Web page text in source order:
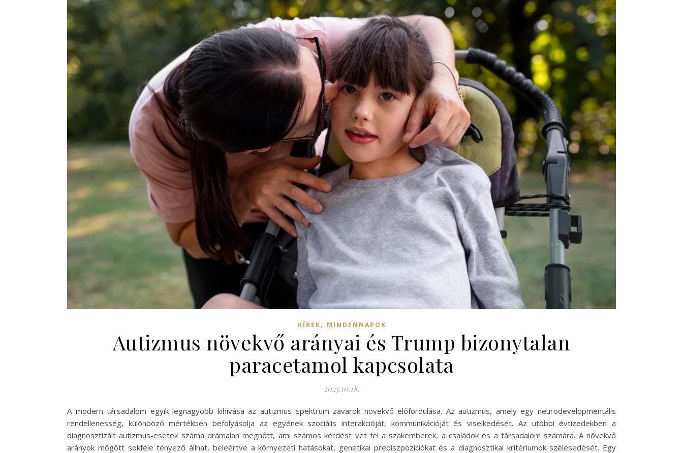
HÍREK, MINDENNAPOK
Autizmus növekvő arányai és Trump bizonytalan
paracetamol kapcsolata
2025.10.18.
A modern társadalom egyik legnagyobb kihívása az autizmus spektrum zavarok növekvő előfordulása. Az autizmus, amely egy neurodevelopmentális
rendellenesség, különböző mértékben befolyásolja az egyének szociális interakcióját, kommunikációját és viselkedését. Az utóbbi évtizedekben a
diagnosztizált autizmus-esetek száma drámaian megnőtt, ami számos kérdést vet fel a szakemberek, a családok és a társadalom számára. A növekvő
arányok mögött sokféle tényező állhat, beleértve a környezeti hatásokat, genetikai prediszpozíciókat és a diagnosztikai kritériumok szélesedését. Egy